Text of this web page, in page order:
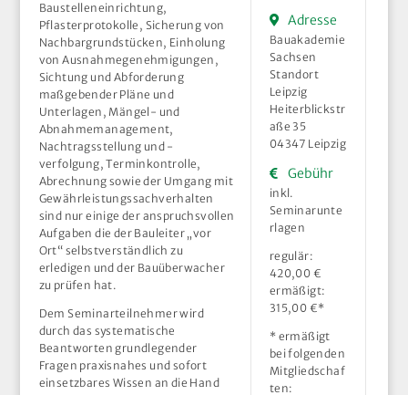
Baustelleneinrichtung,
Pflasterprotokolle, Sicherung von
Nachbargrundstücken, Einholung
von Ausnahmegenehmigungen,
Sichtung und Abforderung
maßgebender Pläne und
Unterlagen, Mängel- und
Abnahmemanagement,
Nachtragsstellung und -
verfolgung, Terminkontrolle,
Abrechnung sowie der Umgang mit
Gewährleistungssachverhalten
sind nur einige der anspruchsvollen
Aufgaben die der Bauleiter „vor
Ort“ selbstverständlich zu
erledigen und der Bauüberwacher
zu prüfen hat.
Dem Seminarteilnehmer wird
durch das systematische
Beantworten grundlegender
Fragen praxisnahes und sofort
einsetzbares Wissen an die Hand
Adresse
Bauakademie
Sachsen
Standort
Leipzig
Heiterblickstr
aße 35
04347 Leipzig
Gebühr
inkl.
Seminarunte
rlagen
regulär:
420,00 €
ermäßigt:
315,00 €*
* ermäßigt
bei folgenden
Mitgliedschaf
ten: